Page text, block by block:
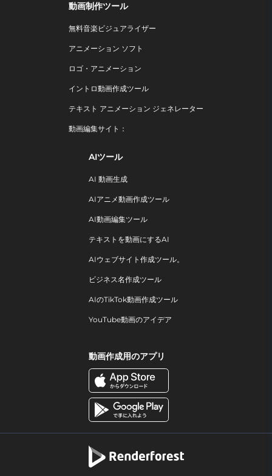
動画制作ツール
無料音楽ビジュアライザー
アニメーション ソフト
ロゴ・アニメーション
イントロ動画作成ツール
テキスト アニメーション ジェネレーター
動画編集サイト：
AIツール
AI 動画生成
AIアニメ動画作成ツール
AI動画編集ツール
テキストを動画にするAI
AIウェブサイト作成ツール。
ビジネス名作成ツール
AIのTikTok動画作成ツール
YouTube動画のアイデア
動画作成用のアプリ